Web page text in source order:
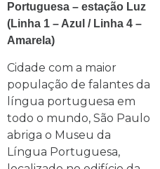
Portuguesa – estação Luz
(Linha 1 – Azul / Linha 4 –
Amarela)
Cidade com a maior
população de falantes da
língua portuguesa em
todo o mundo, São Paulo
abriga o Museu da
Língua Portuguesa,